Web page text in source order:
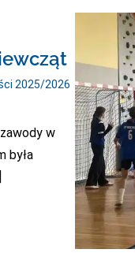
Nożną
Zebrzydowskiej
2025/2026
w
była